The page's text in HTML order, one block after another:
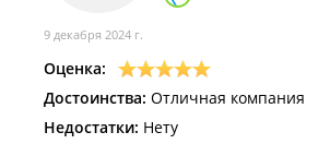
оформлением документов и
обслуживание.
Я искренне благодарна Ивану за его
профессионализм,
индивидуальный подход. С
9 декабря 2024 г.
Оценка:
Достоинства: Отличная компания
Недостатки: Нету